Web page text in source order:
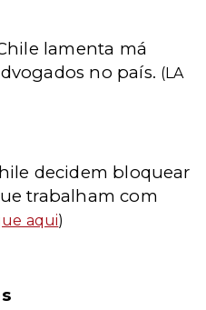
lamenta má
no país. (LA
decidem bloquear
trabalham com
aqui)